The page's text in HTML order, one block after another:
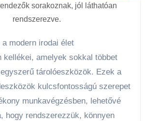
sorakoznak, jól láthatóan
rendszerezve.
kellékei, amelyek sokkal többet
tárolóeszközök. Ezek a
kulcsfontosságú szerepet
munkavégzésben, lehetővé
hogy rendszerezzük, könnyen